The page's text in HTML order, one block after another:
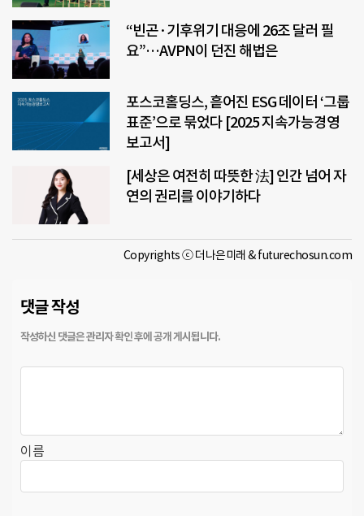
“빈곤·기후위기 대응에 26조 달러 필
요”…AVPN이 던진 해법은
포스코홀딩스, 흩어진 ESG 데이터 ‘그룹
표준’으로 묶었다 [2025 지속가능경영
보고서]
[세상은 여전히 따뜻한 法] 인간 넘어 자
연의 권리를 이야기하다
Copyrights ⓒ 더나은미래 & futurechosun.com
댓글 작성
이름